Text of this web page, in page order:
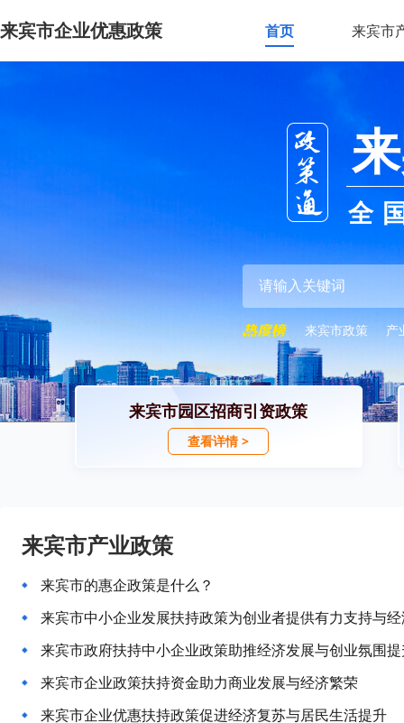
来宾市企业优惠政策 首页 来宾市
全
来宾市政策 产
来宾市园区招商引资政策
查看详情 >
来宾市产业政策
来宾市的惠企政策是什么？
来宾市中小企业发展扶持政策为创业者提供有力支持与
来宾市政府扶持中小企业政策助推经济发展与创业氛围
来宾市企业政策扶持资金助力商业发展与经济繁荣
来宾市企业优惠扶持政策促进经济复苏与居民生活提升